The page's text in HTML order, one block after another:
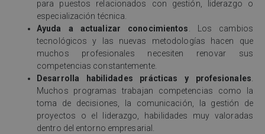
para puestos relacionados con gestión, liderazgo o
especialización técnica.
Ayuda a actualizar conocimientos. Los cambios
tecnológicos y las nuevas metodologías hacen que
muchos profesionales necesiten renovar sus
competencias constantemente.
Desarrolla habilidades prácticas y profesionales.
Muchos programas trabajan competencias como la
toma de decisiones, la comunicación, la gestión de
proyectos o el liderazgo, habilidades muy valoradas
dentro del entorno empresarial.